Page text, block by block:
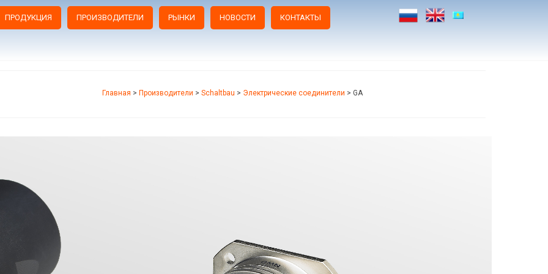
ПРОДУКЦИЯ ПРОИЗВОДИТЕЛИ РЫНКИ НОВОСТИ КОНТАКТЫ
Главная > Производители > Schaltbau > Электрические соединители > GA